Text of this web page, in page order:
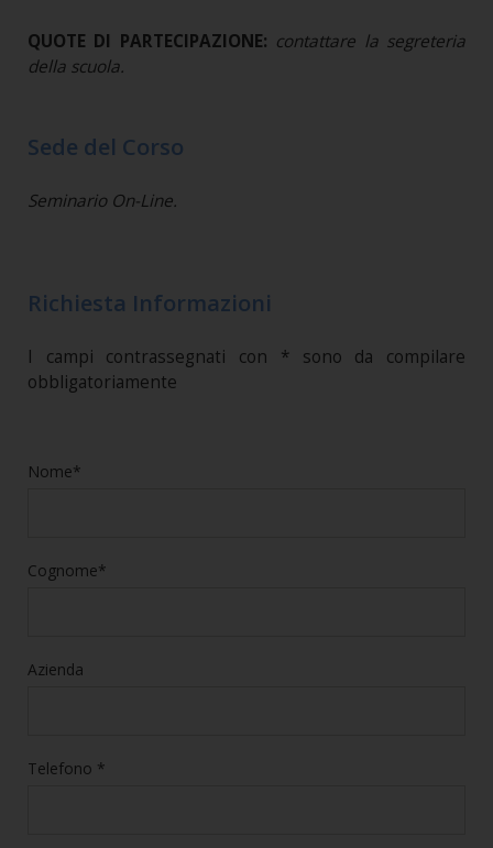
QUOTE DI PARTECIPAZIONE: contattare la segreteria
della scuola.
Sede del Corso
Seminario On-Line.
Richiesta Informazioni
I campi contrassegnati con * sono da compilare
obbligatoriamente
Nome*
Cognome*
Azienda
Telefono *